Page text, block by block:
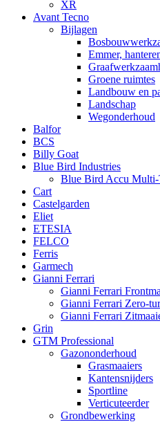
XR
Avant Tecno
Bijlagen
Emmer,
Groene ruimtes
Landbouw en
Landschap
Wegonderhoud
Balfor
BCS
Billy Goat
Blue Bird Industries
Blue Bird Accu
Cart
Castelgarden
Eliet
ETESIA
FELCO
Ferris
Garmech
Gianni Ferrari
Gianni Ferrari
Gianni Ferrari Zero-
Gianni Ferrari
Grin
GTM Professional
Gazononderhoud
Grasmaaiers
Kantensnijders
Sportline
Verticuteerder
Grondbewerking